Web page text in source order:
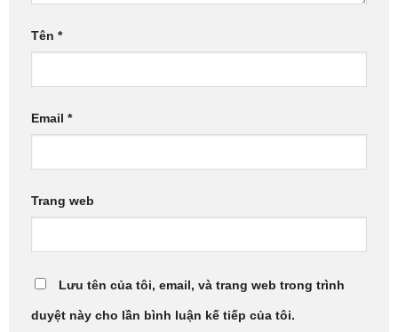
Tên *
Email *
Trang web
Lưu tên của tôi, email, và trang web trong trình
duyệt này cho lần bình luận kế tiếp của tôi.